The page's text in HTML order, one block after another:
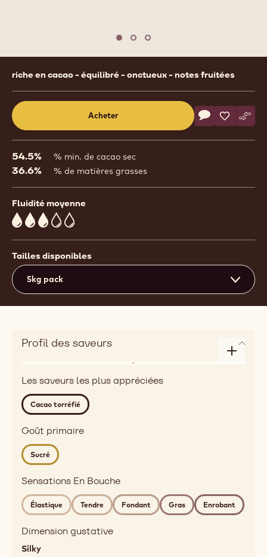
Move to slide 1
Move to slide 2
Move to slide 3
Product
information
riche en cacao - équilibré - onctueux - notes fruitées
Acheter
a
window)
Actions
Écrire un
- 811- 811- 811
54.5% % min. de cacao sec
36.6% % de matières grasses
Fluidité moyenne
3
Tailles disponibles
5kg pack
Profil des saveurs
taste
aromatiques
roasted,
red
fruits
Detailed
flavor
cocoa
Sensations
En
Bouche
chewy,
Les saveurs les plus appréciées
Cacao torréfié
Goût primaire
Sucré
Sensations En Bouche
Élastique Tendre Fondant Gras Enrobant
Dimension gustative
Silky